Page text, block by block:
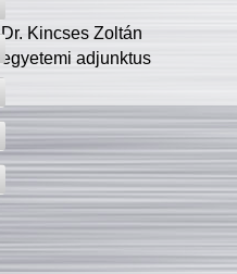
Dr. Kincses Zoltán
egyetemi adjunktus